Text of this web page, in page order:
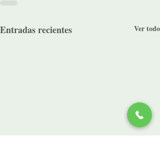
Entradas recientes Ver todo